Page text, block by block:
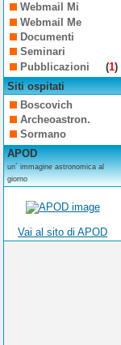
Webmail Mi
Webmail Me
Documenti
Seminari
Pubblicazioni
(1)
Siti ospitati
Boscovich
Archeoastron.
Sormano
APOD
un´ immagine astronomica al
giorno
Vai al sito di APOD